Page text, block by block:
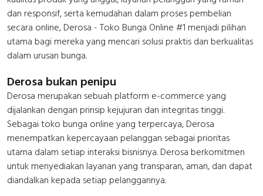
dan responsif, serta kemudahan dalam proses pembelian
secara online, Derosa - Toko Bunga Online #1 menjadi pilihan
utama bagi mereka yang mencari solusi praktis dan berkualitas
dalam urusan bunga.
Derosa bukan penipu
Derosa merupakan sebuah platform e-commerce yang
dijalankan dengan prinsip kejujuran dan integritas tinggi.
Sebagai toko bunga online yang terpercaya, Derosa
menempatkan kepercayaan pelanggan sebagai prioritas
utama dalam setiap interaksi bisnisnya. Derosa berkomitmen
untuk menyediakan layanan yang transparan, aman, dan dapat
diandalkan kepada setiap pelanggannya.